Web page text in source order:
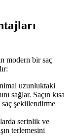
modern bir saç
uzunluktaki
sağlar. Saçın kısa
saç şekillendirme
serinlik ve
terlemesini